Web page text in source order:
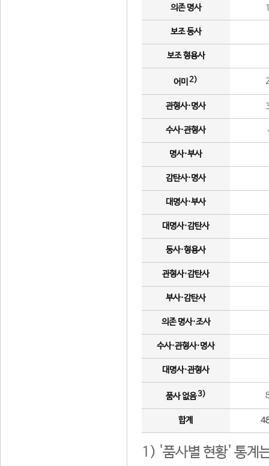
의존 명사
보조 동사
보조 형용사
어미 2)
관형사·명사
수사·관형사
명사·부사
감탄사·명사
대명사·부사
대명사·감탄사
동사·형용사
관형사·감탄사
부사·감탄사
의존 명사·조사
수사·관형사·명사
대명사·관형사
품사 없음3)
합계
1) '품사별 현황' 통계